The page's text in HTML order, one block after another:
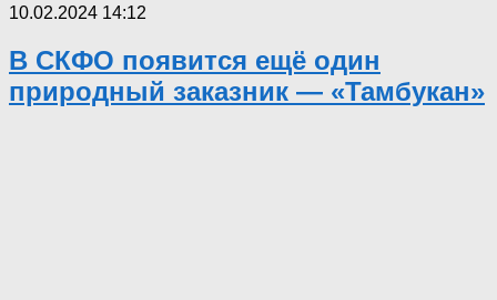
10.02.2024 14:12
В СКФО появится ещё один
природный заказник — «Тамбукан»